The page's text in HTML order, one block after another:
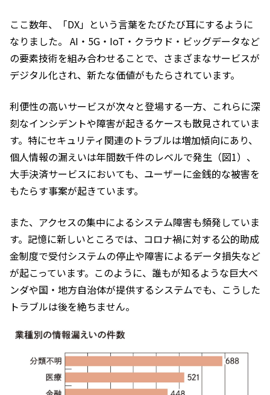
ここ数年、「DX」という言葉をたびたび耳にするように
なりました。 AI・5G・IoT・クラウド・ビッグデータなど
の要素技術を組み合わせることで、さまざまなサービスが
デジタル化され、新たな価値がもたらされています。
利便性の高いサービスが次々と登場する一方、これらに深
刻なインシデントや障害が起きるケースも散見されていま
す。特にセキュリティ関連のトラブルは増加傾向にあり、
個人情報の漏えいは年間数千件のレベルで発生（図1）、
大手決済サービスにおいても、ユーザーに金銭的な被害を
もたらす事案が起きています。
また、アクセスの集中によるシステム障害も頻発していま
す。記憶に新しいところでは、コロナ禍に対する公的助成
金制度で受付システムの停止や障害によるデータ損失など
が起こっています。このように、誰もが知るような巨大ベ
ンダや国・地方自治体が提供するシステムでも、こうした
トラブルは後を絶ちません。